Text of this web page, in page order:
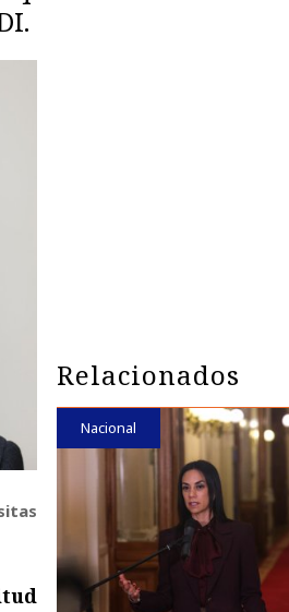
Relacionados
Nacional